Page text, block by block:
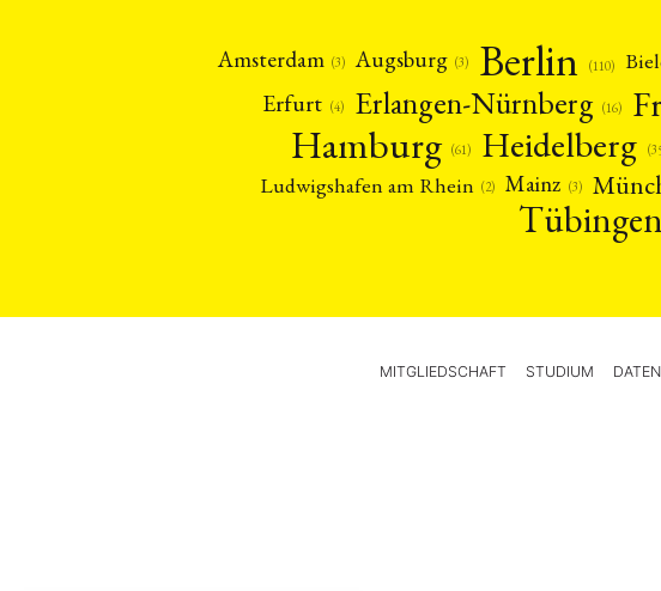
Amsterdam (3) Augsburg (3) Berlin (110)
Erfurt (4) Erlangen-Nürnberg (16)
Hamburg (61) Heidelberg
Ludwigshafen am Rhein (2) Mainz (3)
Tübingen
MITGLIEDSCHAFT STUDIUM